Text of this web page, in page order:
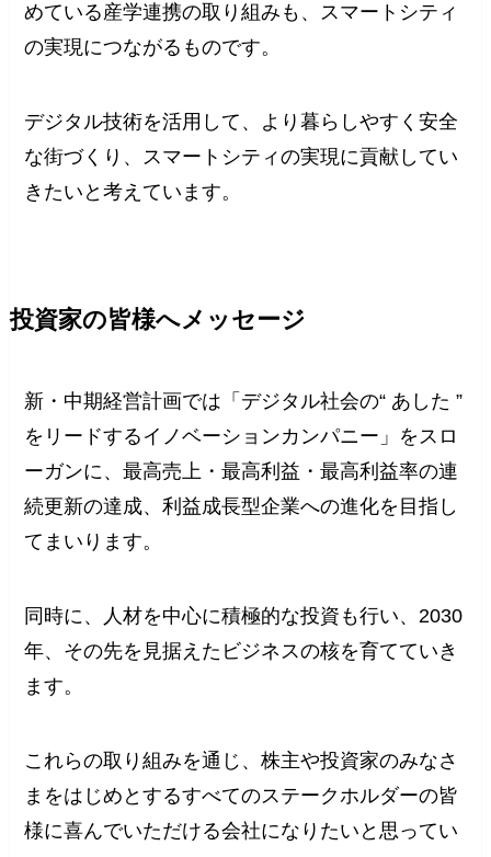
めている産学連携の取り組みも、スマートシティ
の実現につながるものです。
デジタル技術を活用して、より暮らしやすく安全
な街づくり、スマートシティの実現に貢献してい
きたいと考えています。
投資家の皆様へメッセージ
新・中期経営計画では「デジタル社会の“ あした ”
をリードするイノベーションカンパニー」をスロ
ーガンに、最高売上・最高利益・最高利益率の連
続更新の達成、利益成長型企業への進化を目指し
てまいります。
同時に、人材を中心に積極的な投資も行い、2030
年、その先を見据えたビジネスの核を育てていき
ます。
これらの取り組みを通じ、株主や投資家のみなさ
まをはじめとするすべてのステークホルダーの皆
様に喜んでいただける会社になりたいと思ってい